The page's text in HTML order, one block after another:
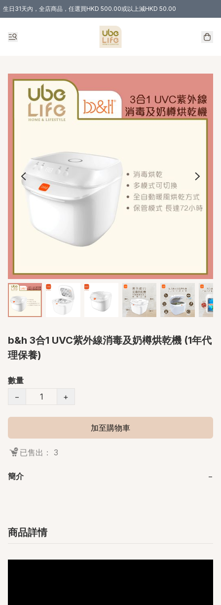
生日31天內，全店商品，任選買HKD 500.00或以上減HKD 50.00
購物滿 HKD 300.00即享免運費優惠！（適用於 特定的送貨方式 )
b&h 3合1 UVC紫外線消毒及奶樽烘乾機 (1年代
理保養)
數量
−
+
加至購物車
已售出： 3
簡介 −
商品詳情